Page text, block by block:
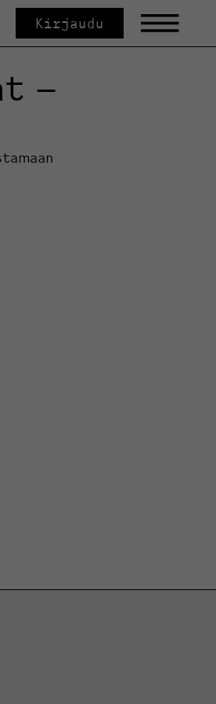
Kirjaudu
–